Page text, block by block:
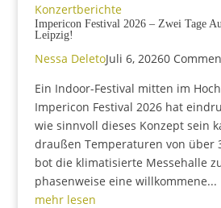
Konzertberichte
Impericon Festival 2026 – Zwei Tage
Leipzig!
Nessa DeletoJuli 6, 20260
Ein Indoor-Festival mitten im
Impericon Festival 2026 hat
wie sinnvoll dieses Konzept sein
draußen Temperaturen von über
bot die klimatisierte Messehalle
phasenweise eine willkommene...
mehr lesen